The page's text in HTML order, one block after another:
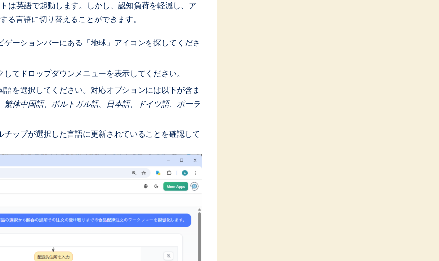
は英語で起動します。しかし、認知負荷を軽減し、ア
る言語に切り替えることができます。
ゲーションバーにある「地球」アイコンを探してくださ
してドロップダウンメニューを表示してください。
語を選択してください。対応オプションには以下が含ま
繁体中国語、ポルトガル語、日本語、ドイツ語、ポーラ
ップが選択した言語に更新されていることを確認して